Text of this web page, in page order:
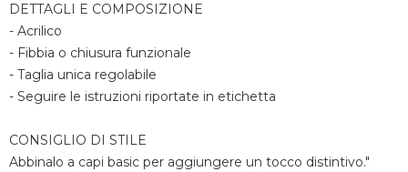
DETTAGLI E COMPOSIZIONE
- Acrilico
- Fibbia o chiusura funzionale
- Taglia unica regolabile
- Seguire le istruzioni riportate in etichetta
CONSIGLIO DI STILE
Abbinalo a capi basic per aggiungere un tocco distintivo."